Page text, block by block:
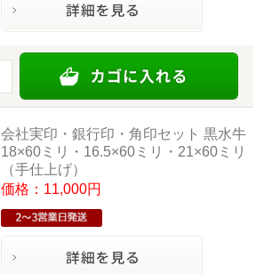
会社実印・銀行印・角印セット 黒水牛
18×60ミリ・16.5×60ミリ・21×60ミリ
（手仕上げ）
価格：11,000円